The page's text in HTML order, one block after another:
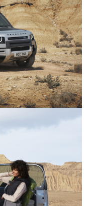
LA NUOVA LAND
FACEBOOK
X
LINKEDIN